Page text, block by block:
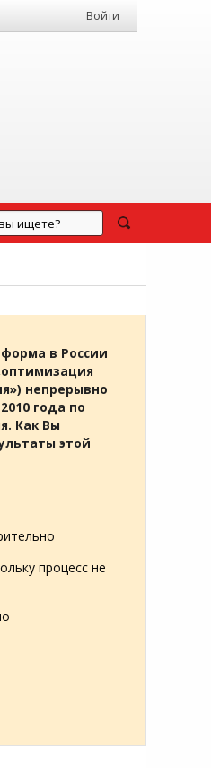
Войти
в России
непрерывно
года по
Как Вы
этой
процесс не